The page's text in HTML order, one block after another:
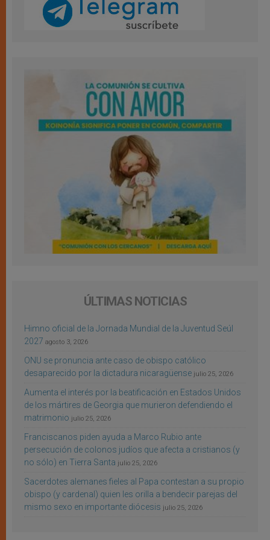
ÚLTIMAS NOTICIAS
Himno oficial de la Jornada Mundial de la Juventud Seúl
2027 agosto 3, 2026
ONU se pronuncia ante caso de obispo católico
desaparecido por la dictadura nicaragüense julio 25, 2026
Aumenta el interés por la beatificación en Estados Unidos
de los mártires de Georgia que murieron defendiendo el
matrimonio julio 25, 2026
Franciscanos piden ayuda a Marco Rubio ante
persecución de colonos judíos que afecta a cristianos (y
no sólo) en Tierra Santa julio 25, 2026
Sacerdotes alemanes fieles al Papa contestan a su propio
obispo (y cardenal) quien les orilla a bendecir parejas del
mismo sexo en importante diócesis julio 25, 2026